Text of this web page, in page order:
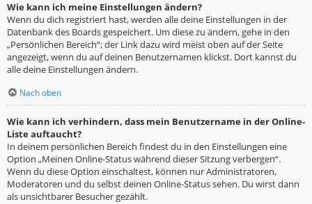
Wie kann ich meine Einstellungen ändern?
Wenn du dich registriert hast, werden alle deine Einstellungen in der
Datenbank des Boards gespeichert. Um diese zu ändern, gehe in den
„Persönlichen Bereich“; der Link dazu wird meist oben auf der Seite
angezeigt, wenn du auf deinen Benutzernamen klickst. Dort kannst du
alle deine Einstellungen ändern.
Nach oben
Wie kann ich verhindern, dass mein Benutzername in der Online-
Liste auftaucht?
In deinem persönlichen Bereich findest du in den Einstellungen eine
Option „Meinen Online-Status während dieser Sitzung verbergen“.
Wenn du diese Option einschaltest, können nur Administratoren,
Moderatoren und du selbst deinen Online-Status sehen. Du wirst dann
als unsichtbarer Besucher gezählt.